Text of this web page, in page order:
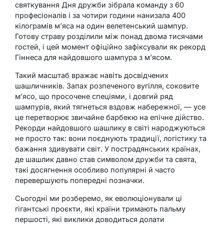
святкування Дня дружби зібрала команду з 60
професіоналів і за чотири години нанизала 400
кілограмів м’яса на один велетенський шампур.
Готову страву розділили між понад двома тисячами
гостей, і цей момент офіційно зафіксували як рекорд
Гіннеса для найдовшого шампура з м’ясом.
Такий масштаб вражає навіть досвідчених
шашличників. Запах розпеченого вугілля, соковите
м’ясо, що просочене спеціями, і довгий ряд
шампурів, який тягнеться вздовж набережної, — усе
це перетворює звичайне барбекю на епічне дійство.
Рекорди найдовшого шашлику в світі народжуються
не просто так: вони поєднують традиції, логістику та
бажання здивувати світ. У пострадянських країнах,
де шашлик давно став символом дружби та свята,
такі досягнення особливо популярні й часто
перевершують попередні позначки.
Сьогодні ми розберемо, як еволюціонували ці
гігантські проєкти, які країни тримають пальму
першості, які виклики доводиться долати